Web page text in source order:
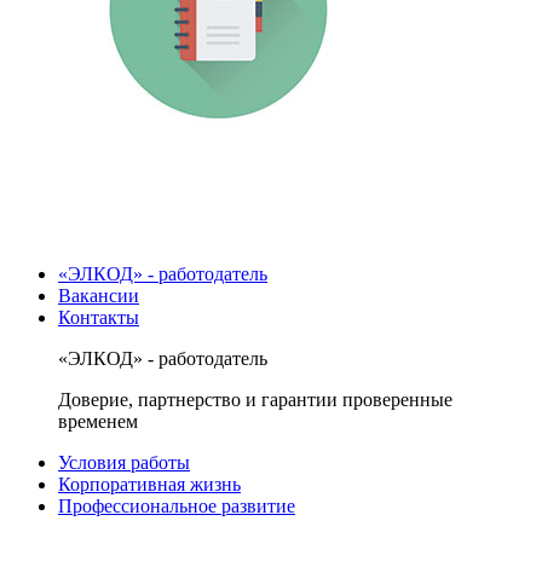
«ЭЛКОД» - работодатель
Вакансии
Контакты
«ЭЛКОД» - работодатель
Доверие, партнерство и гарантии проверенные
временем
Условия работы
Корпоративная жизнь
Профессиональное развитие